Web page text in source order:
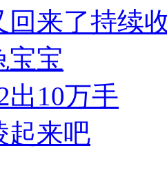
回来了持续
宝宝
出10万手
起来吧